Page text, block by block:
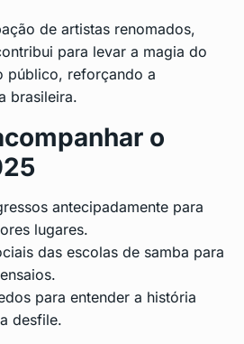
de artistas renomados,
para levar a magia do
público, reforçando a
brasileira.
o
antecipadamente para
lugares.
das escolas de samba para
para entender a história
desfile.